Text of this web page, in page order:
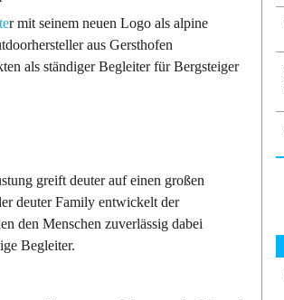
r mit seinem neuen Logo als alpine
aus Gersthofen
als ständiger Begleiter für Bergsteiger
greift deuter auf einen großen
deuter Family entwickelt der
den Menschen zuverlässig dabei
Begleiter.